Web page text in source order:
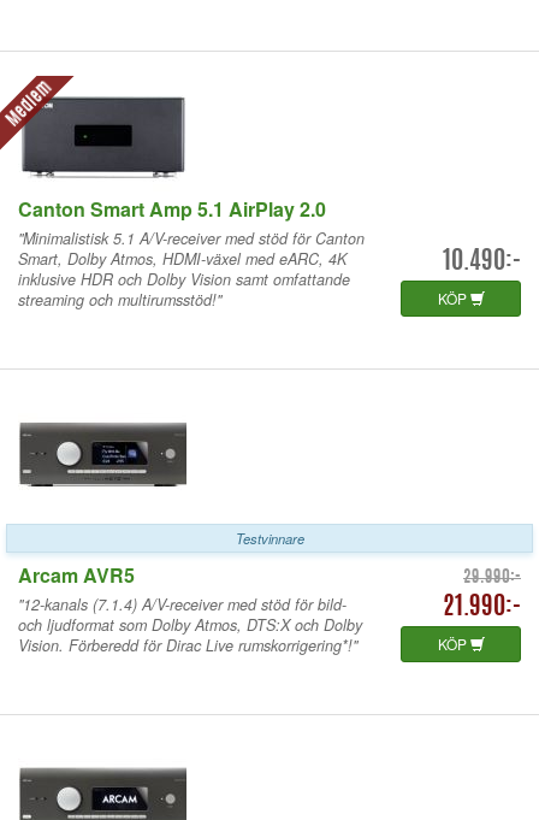
Medlem
Canton Smart Amp 5.1 AirPlay 2.0
10.490:-
KÖP
"Minimalistisk 5.1 A/V-receiver med stöd för Canton
Smart, Dolby Atmos, HDMI-växel med eARC, 4K
inklusive HDR och Dolby Vision samt omfattande
streaming och multirumsstöd!"
Testvinnare
Arcam AVR5 29.990:-
21.990:-
KÖP
"12-kanals (7.1.4) A/V-receiver med stöd för bild-
och ljudformat som Dolby Atmos, DTS:X och Dolby
Vision. Förberedd för Dirac Live rumskorrigering*!"